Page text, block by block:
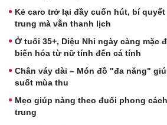
Kẻ caro trở lại đầy cuốn hút, bí
trung mà vẫn thanh lịch
Ở tuổi 35+, Diệu Nhi ngày càng mặc
biến hóa từ nữ tính đến cá tính
Chân váy dài – Món đồ "đa năng"
suốt mùa thu
Mẹo giúp nàng theo đuổi phong
trung